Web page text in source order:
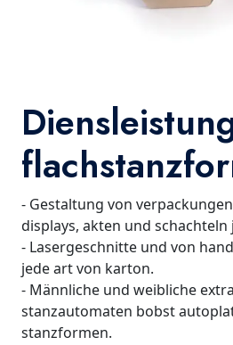
- Gestaltung von
displays, akten und
- Lasergeschnitte und von
jede art von karton.
- Männliche und weibliche
stanzautomaten bobst
stanzformen.